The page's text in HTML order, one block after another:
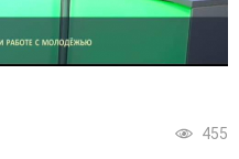
455